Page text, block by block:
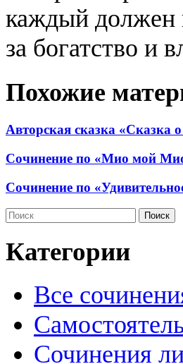
каждый должен
за богатство и
Похожие
Авторская сказка «Сказка
Сочинение по «Мио мой
Сочинение по
Категории
Все
Сочинения